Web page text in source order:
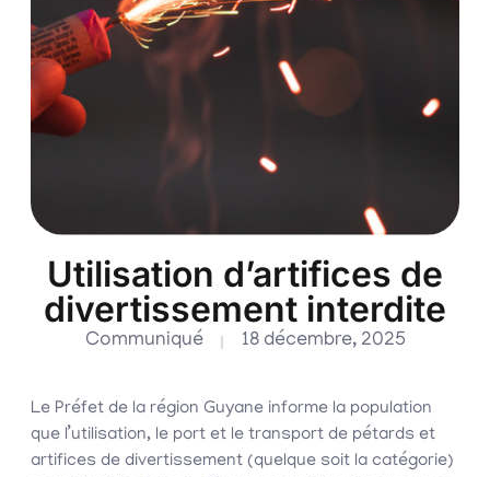
Utilisation d’artifices de
divertissement interdite
Communiqué 18 décembre, 2025
Le Préfet de la région Guyane informe la population
que l’utilisation, le port et le transport de pétards et
artifices de divertissement (quelque soit la catégorie)